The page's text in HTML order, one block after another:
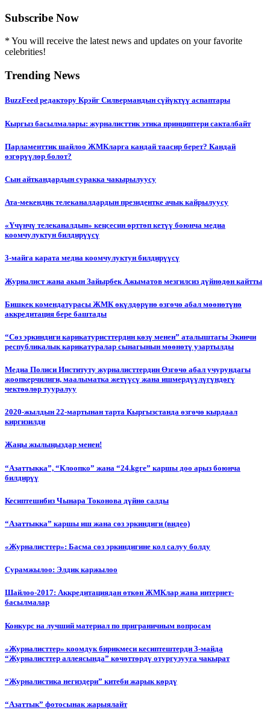
Subscribe Now
* You will receive the latest news and updates on your favorite
celebrities!
Trending News
BuzzFeed редактору Крэйг Силвермандын сүйүктүү аспаптары
Кыргыз басылмалары: журналисттик этика принциптери сакталбайт
Парламенттик шайлоо ЖМКларга кандай таасир берет? Кандай
өзгөрүүлөр болот?
Сын айткандардын суракка чакырылуусу
Ата-мекендик телеканалдардын президентке ачык кайрылуусу
«Үчүнчү телеканалдын» кеңсесин өрттөп кетүү боюнча медиа
коомчулуктун билдирүүсү
3-майга карата медиа коомчулуктун билдирүүсү
Журналист жана акын Зайырбек Ажыматов мезгилсиз дүйнөдөн кайтты
Бишкек комендатурасы ЖМК өкүлдөрүнө өзгөчө абал мөөнөтүнө
аккредитация бере баштады
“Сөз эркиндиги карикатуристтердин көзү менен” аталыштагы Экинчи
республикалык карикатуралар сынагынын мөөнөтү узартылды
Медиа Полиси Институту журналисттердин Өзгөчө абал учурундагы
жоопкерчилиги, маалыматка жетүүсү жана ишмердүүлүгүндөгү
чектөөлөр тууралуу
2020-жылдын 22-мартынан тарта Кыргызстанда өзгөчө кырдаал
киргизилди
Жаңы жылыңыздар менен!
“Азаттыкка”, “Клоопко” жана “24.kgге” каршы доо арыз боюнча
билдирүү
Кесиптешибиз Чынара Токонова дүйнө салды
“Азаттыкка” каршы иш жана сөз эркиндиги (видео)
«Журналисттер»: Басма сөз эркиндигине кол салуу болду
Сурамжылоо: Элдик каржылоо
Шайлоо-2017: Аккредитациядан өткөн ЖМКлар жана интернет-
басылмалар
Конкурс на лучший материал по приграничным вопросам
«Журналисттер» коомдук бирикмеси кесиптештерди 3-майда
“Журналисттер аллеясында” көчөттөрдү отургузууга чакырат
“Журналистика негиздери” китеби жарык көрдү
“Азаттык” фотосынак жарыялайт